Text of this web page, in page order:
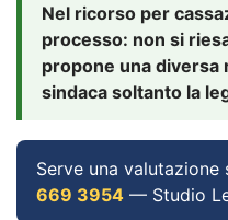
Nel ricorso per
processo: non si
propone una diversa
sindaca soltanto la
Serve una valutazione
669 3954 — Studio